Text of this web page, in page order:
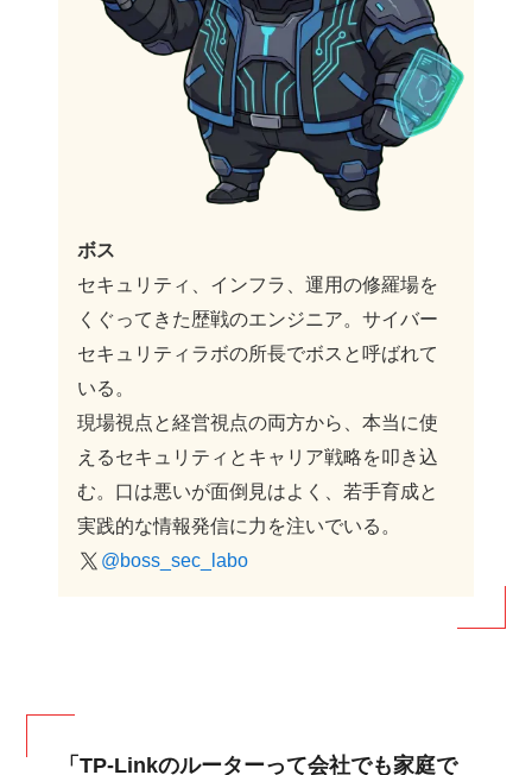
ボス
セキュリティ、インフラ、運用の修羅場を
くぐってきた歴戦のエンジニア。サイバー
セキュリティラボの所長でボスと呼ばれて
いる。
現場視点と経営視点の両方から、本当に使
えるセキュリティとキャリア戦略を叩き込
む。口は悪いが面倒見はよく、若手育成と
実践的な情報発信に力を注いでいる。
@boss_sec_labo
「TP-Linkのルーターって会社でも家庭で